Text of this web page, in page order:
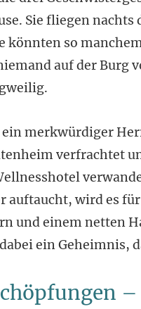
Sie fliegen
könnten so
auf der Burg
ein merkwürdiger
verfrachtet
auftaucht, wird es
und einem netten
ein Geheimnis,
–